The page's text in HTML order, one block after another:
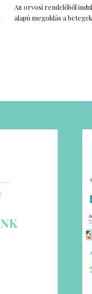
Az orvosi rendelőből
alapú megoldás a